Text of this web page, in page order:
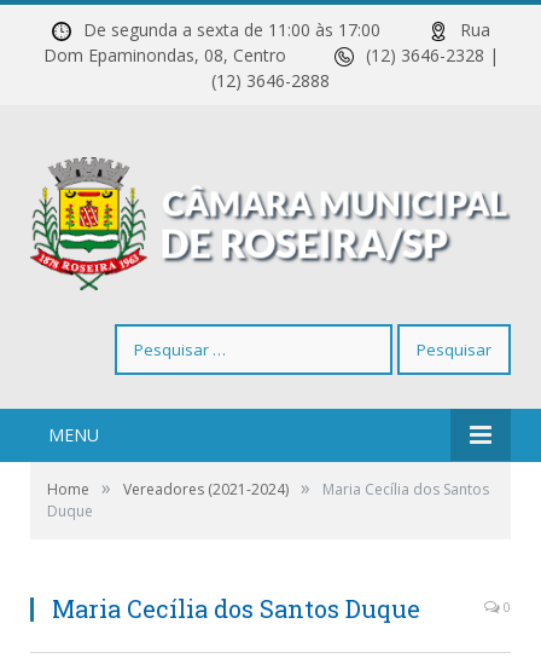
De segunda a sexta de 11:00 às 17:00
Rua
Dom Epaminondas, 08, Centro
(12) 3646-2328 |
(12) 3646-2888
por:
MENU
Home » Vereadores (2021-2024) »
Maria Cecília dos Santos
Duque
Maria Cecília dos Santos Duque 0